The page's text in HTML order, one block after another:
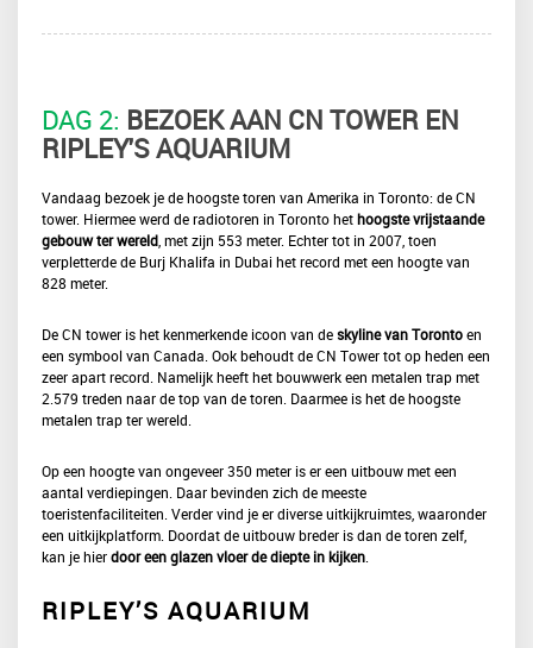
DAG 2: BEZOEK AAN CN TOWER EN
RIPLEY'S AQUARIUM
Vandaag bezoek je de hoogste toren van Amerika in Toronto: de CN
tower. Hiermee werd de radiotoren in Toronto hethoogste vrijstaande
gebouw ter wereld, met zijn 553 meter. Echter tot in 2007, toen
verpletterde de Burj Khalifa in Dubai het record met een hoogte van
828 meter.
De CN tower is het kenmerkende icoon van deskyline van Torontoen
een symbool van Canada. Ook behoudt de CN Tower tot op heden een
zeer apart record. Namelijk heeft het bouwwerk een metalen trap met
2.579 treden naar de top van de toren. Daarmee is het de hoogste
metalen trap ter wereld.
Op een hoogte van ongeveer 350 meter is er een uitbouw met een
aantal verdiepingen. Daar bevinden zich de meeste
toeristenfaciliteiten. Verder vind je er diverse uitkijkruimtes, waaronder
een uitkijkplatform. Doordat de uitbouw breder is dan de toren zelf,
kan je hierdoor een glazen vloer de diepte in kijken.
RIPLEY’S AQUARIUM